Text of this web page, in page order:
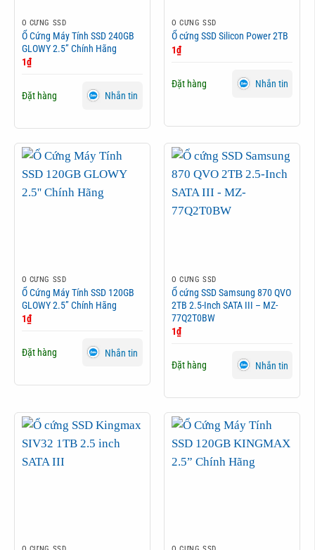
Ổ CỨNG SSD
Ổ Cứng Máy Tính SSD 240GB
GLOWY 2.5” Chính Hãng
1₫
Đặt hàng Nhắn tin
Ổ CỨNG SSD
Ổ cứng SSD Silicon Power 2TB
1₫
Đặt hàng Nhắn tin
Ổ CỨNG SSD
Ổ Cứng Máy Tính SSD 120GB
GLOWY 2.5” Chính Hãng
1₫
Đặt hàng Nhắn tin
Ổ CỨNG SSD
Ổ cứng SSD Samsung 870 QVO
2TB 2.5-Inch SATA III – MZ-
77Q2T0BW
1₫
Đặt hàng Nhắn tin